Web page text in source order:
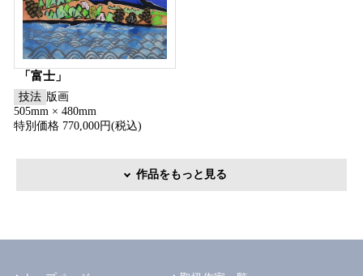
「富士」
技法 版画
505mm × 480mm
特別価格 770,000円(税込)
作品をもっと見る